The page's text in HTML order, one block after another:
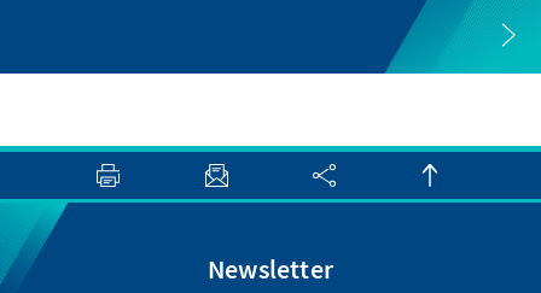
Newsletter